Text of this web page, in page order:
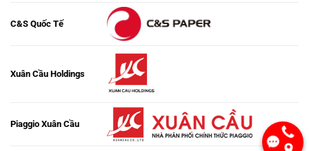
C&S Quốc Tế
Xuân Cầu Holdings
Piaggio Xuân Cầu